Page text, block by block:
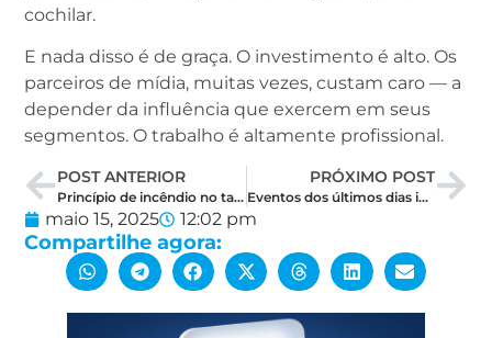
cochilar.
E nada disso é de graça. O investimento é alto. Os
parceiros de mídia, muitas vezes, custam caro — a
depender da influência que exercem em seus
segmentos. O trabalho é altamente profissional.
POST ANTERIOR
Princípio de incêndio no tabuleiro político do RN: Governo reage à jogada de Jaime Calado
PRÓXIMO POST
Eventos dos últimos dias indicam a separação política entre Allyson Bezerra e Zenaide Maia
maio 15, 2025 12:02 pm
Compartilhe agora: